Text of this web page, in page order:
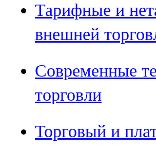
Тарифные и
внешней
Современные
торговли
Торговый и